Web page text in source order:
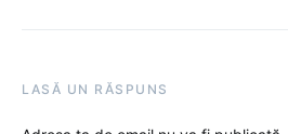
LASĂ UN RĂSPUNS